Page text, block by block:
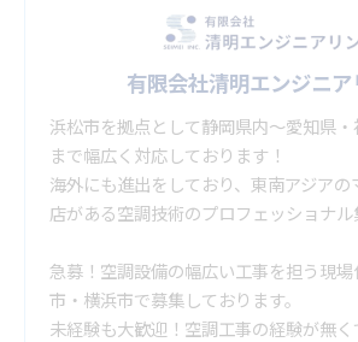
有限会社清明エンジニア
浜松市を拠点として静岡県内～愛知県
まで幅広く対応しております！
海外にも進出をしており、東南アジア
店がある空調技術のプロフェッショナル
急募！空調設備の幅広い工事を担う現
市・横浜市で募集しております。
未経験も大歓迎！空調工事の経験が無